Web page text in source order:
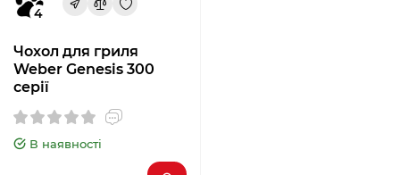
4
Чохол для гриля
Weber Genesis 300
серії
В наявності